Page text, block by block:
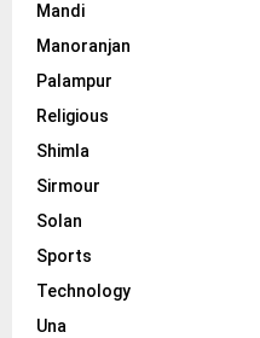
Mandi
Manoranjan
Palampur
Religious
Shimla
Sirmour
Solan
Sports
Technology
Una